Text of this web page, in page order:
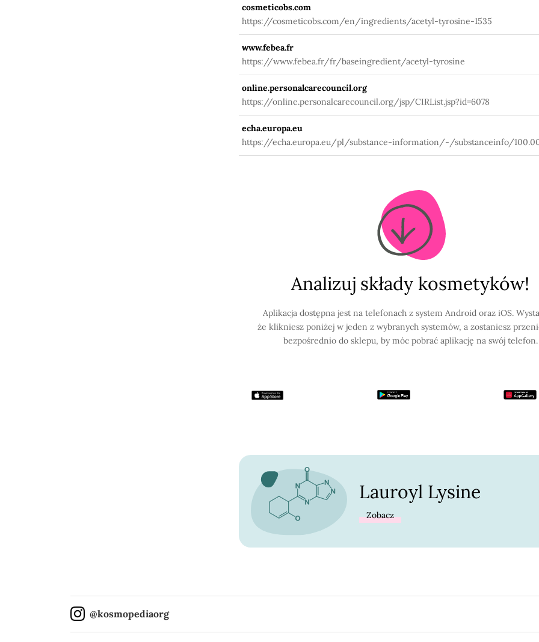
cosmeticobs.com
https://cosmeticobs.com/en/ingredients/acetyl-tyrosine-1535
www.febea.fr
https://www.febea.fr/fr/baseingredient/acetyl-tyrosine
online.personalcarecouncil.org
https://online.personalcarecouncil.org/jsp/CIRList.jsp?id=6078
echa.europa.eu
https://echa.europa.eu/pl/substance-information/-/substanceinfo/
Analizuj składy kosmetyków!
Aplikacja dostępna jest na telefonach z system Android oraz iOS.
że klikniesz poniżej w jeden z wybranych systemów, a zostaniesz
bezpośrednio do sklepu, by móc pobrać aplikację na swój telefon.
Lauroyl Lysine
Zobacz
@kosmopediaorg